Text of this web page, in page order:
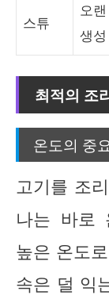
스튜
오
생성
최적의 조
온도의 중
고기를 조
나는 바로
높은 온도
속은 덜 익